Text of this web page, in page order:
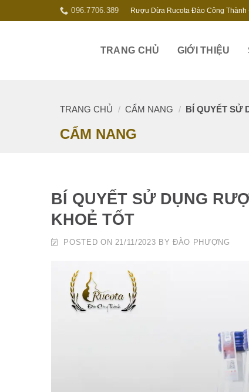
to
096.7706.389 Rượu Dừa Rucota Đào Công
TRANG CHỦ GIỚI THIỆU
TRANG CHỦ / CẨM NANG / BÍ QUYẾT SỬ
CẨM NANG
BÍ QUYẾT SỬ DỤNG
KHOẺ TỐT
POSTED ON 21/11/2023 BY ĐÀO PHƯỢNG